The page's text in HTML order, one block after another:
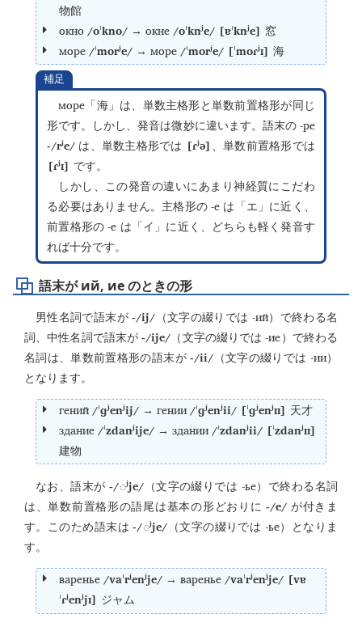
物館
окно /oˈkno/→ окне /oˈknʲe/ [ɐˈknʲe] 窓
море /ˈmorʲe/→ море /ˈmorʲe/ [ˈmoɾʲɪ] 海
補足
море 「海」は、単数主格形と単数前置格形が同じ
形です。しかし、発音は微妙に違います。語末の -ре
-/rʲe/ は、単数主格形では [ɾʲə] 、単数前置格形では
[ɾʲɪ] です。
しかし、この発音の違いにあまり神経質にこだわ
る必要はありません。主格形の-е は「エ」に近く、
前置格形の-е は「イ」に近く、どちらも軽く発音す
れば十分です。
語末が ий, ие のときの形
男性名詞で語末が-/ij/ （文字の綴りでは -ий）で終わる名
詞、中性名詞で語末が-/ije/ （文字の綴りでは-ие）で終わる
名詞は、単数前置格形の語末が-/ii/ （文字の綴りでは -ии）
となります。
гений/ˈɡʲenʲij/→ гении/ˈɡʲenʲii/ [ˈɡʲenʲɪɪ] 天才
здание/ˈzdanʲije/→ здании/ˈzdanʲii/ [ˈzdanʲɪɪ]
建物
なお、語末が-/◌ʲje/ （文字の綴りでは -ье）で終わる名詞
は、単数前置格形の語尾は基本の形どおりに-/e/ が付きま
す。このため語末は-/◌ʲje/ （文字の綴りでは -ье）となりま
す。
варенье/vaˈrʲenʲje/→ варенье/vaˈrʲenʲje/ [vɐ
ˈɾʲenʲjɪ] ジャム